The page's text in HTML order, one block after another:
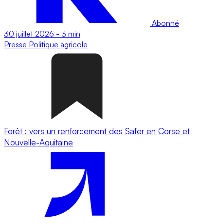
Abonné
30 juillet 2026 - 3 min
Presse Politique agricole
Forêt : vers un renforcement des Safer en Corse et
Nouvelle-Aquitaine